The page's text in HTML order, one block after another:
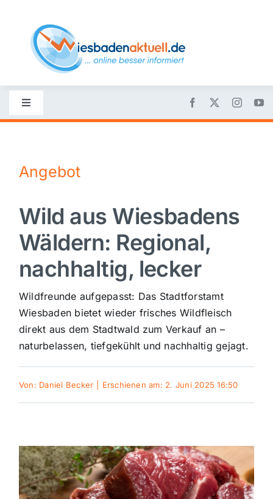
content
Toggle
Navigation
Nachrichten
Politik
Wirtschaft
Sport
Kultur
Galerie
Angebot
Wild aus Wiesbadens
Wäldern: Regional,
nachhaltig, lecker
Wildfreunde aufgepasst: Das Stadtforstamt
Wiesbaden bietet wieder frisches Wildfleisch
direkt aus dem Stadtwald zum Verkauf an –
naturbelassen, tiefgekühlt und nachhaltig gejagt.
Von: Daniel Becker Erschienen am: 2. Juni 2025 16:50